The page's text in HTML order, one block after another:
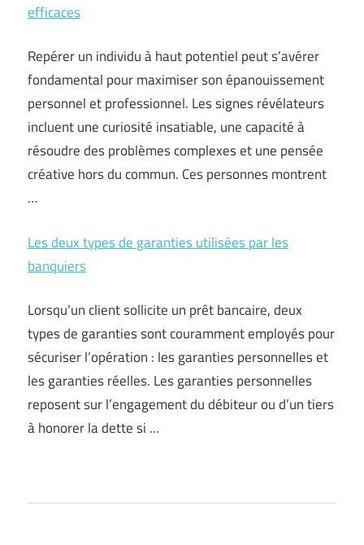
efficaces
Repérer un individu à haut potentiel peut s’avérer
fondamental pour maximiser son épanouissement
personnel et professionnel. Les signes révélateurs
incluent une curiosité insatiable, une capacité à
résoudre des problèmes complexes et une pensée
créative hors du commun. Ces personnes montrent
…
Les deux types de garanties utilisées par les
banquiers
Lorsqu’un client sollicite un prêt bancaire, deux
types de garanties sont couramment employés pour
sécuriser l’opération : les garanties personnelles et
les garanties réelles. Les garanties personnelles
reposent sur l’engagement du débiteur ou d’un tiers
à honorer la dette si …